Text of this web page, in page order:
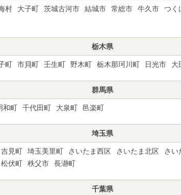
村 大子町 茨城古河市 結城市 常総市 牛久市 つく
栃木県
町 市貝町 壬生町 野木町 栃木那珂川町 日光市 大
群馬県
和町 千代田町 大泉町 邑楽町
埼玉県
吉見町 埼玉美里町 さいたま西区 さいたま北区 さい
松伏町 秩父市 長瀞町
千葉県